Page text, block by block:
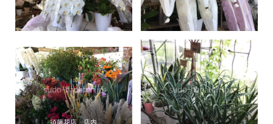
須藤花店 店内